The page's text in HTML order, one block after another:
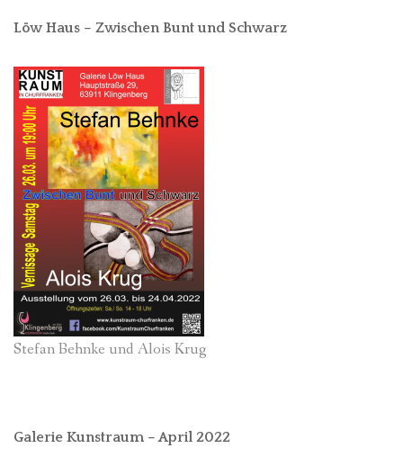
Löw Haus – Zwischen Bunt und Schwarz
Stefan Behnke und Alois Krug
Galerie Kunstraum – April 2022